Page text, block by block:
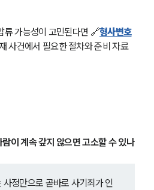
류 가능성이 고민된다면 🔗형사변호
사건에서 필요한 절차와 준비 자료
이 계속 갚지 않으면 고소할 수 있나
정만으로 곧바로 사기죄가 인